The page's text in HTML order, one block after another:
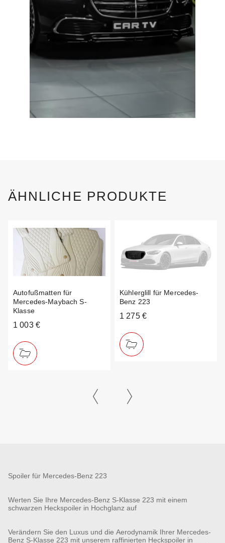
ÄHNLICHE PRODUKTE
Autofußmatten für
Mercedes-Maybach S-
Klasse
1 003 €
Kühlerglill für Mercedes-
Benz 223
1 275 €
Spoiler für Mercedes-Benz 223
Werten Sie Ihre Mercedes-Benz S-Klasse 223 mit einem
schwarzen Heckspoiler in Hochglanz auf
Verändern Sie den Luxus und die Aerodynamik Ihrer Mercedes-
Benz S-Klasse 223 mit unserem raffinierten Heckspoiler in